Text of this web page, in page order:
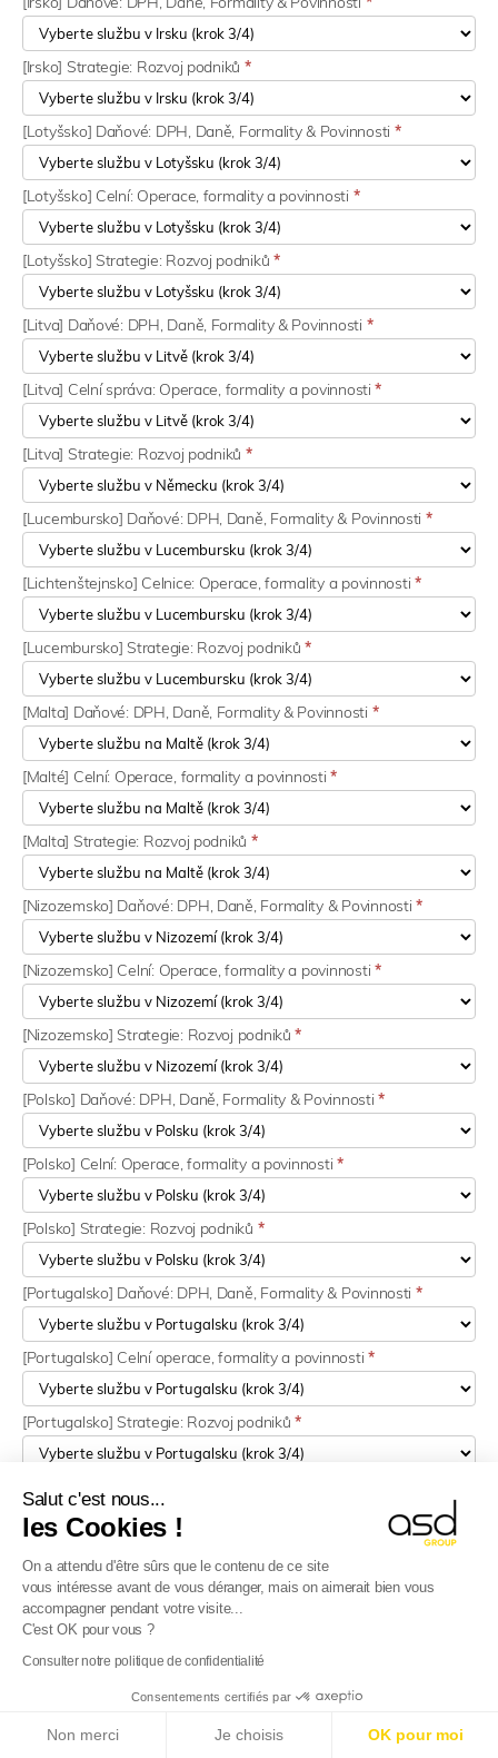
Salut c'est nous...
les Cookies !
On a attendu d'être sûrs que le contenu de ce site
vous intéresse avant de vous déranger, mais on aimerait bien vous
accompagner pendant votre visite...
C'est OK pour vous ?
Consulter notre politique de confidentialité
Consentements certifiés par
Non merci Je choisis OK pour moi
[Irsko] Strategie: Rozvoj podniků *
[Lotyšsko] Daňové: DPH, Daně, Formality & Povinnosti *
[Lotyšsko] Celní: Operace, formality a povinnosti *
[Lotyšsko] Strategie: Rozvoj podniků *
[Litva] Daňové: DPH, Daně, Formality & Povinnosti *
[Litva] Celní správa: Operace, formality a povinnosti*
[Litva] Strategie: Rozvoj podniků *
[Lucembursko] Daňové: DPH, Daně, Formality & Povinnosti *
[Lichtenštejnsko] Celnice: Operace, formality a povinnosti*
[Lucembursko] Strategie: Rozvoj podniků*
[Malta] Daňové: DPH, Daně, Formality & Povinnosti *
[Malté] Celní: Operace, formality a povinnosti*
[Malta] Strategie: Rozvoj podniků *
[Nizozemsko] Daňové: DPH, Daně, Formality & Povinnosti*
[Nizozemsko] Celní: Operace, formality a povinnosti*
[Nizozemsko] Strategie: Rozvoj podniků*
[Polsko] Daňové: DPH, Daně, Formality & Povinnosti*
[Polsko] Celní: Operace, formality a povinnosti*
[Polsko] Strategie: Rozvoj podniků *
[Portugalsko] Daňové: DPH, Daně, Formality & Povinnosti *
[Portugalsko] Celní operace, formality a povinnosti*
[Portugalsko] Strategie: Rozvoj podniků*
[Česká republika] Strategie: Rozvoj podniků
[Rumunsko] Strategie: Rozvoj podniků
společnosti, připravte se!
Více informací